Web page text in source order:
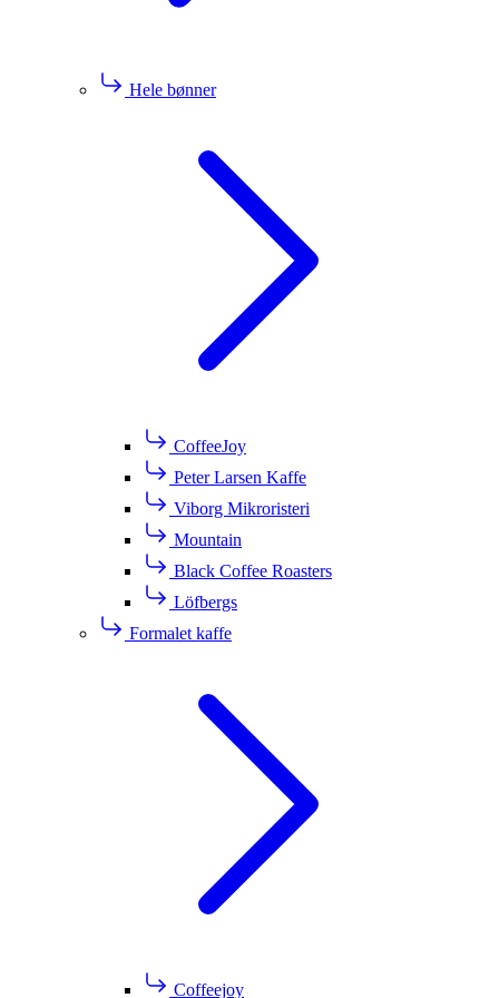
Hele bønner
CoffeeJoy
Peter Larsen Kaffe
Viborg Mikroristeri
Mountain
Black Coffee Roasters
Löfbergs
Formalet kaffe
Coffeejoy